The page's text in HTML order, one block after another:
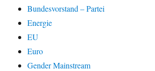
Bundesvorstand – Partei
Energie
EU
Euro
Gender Mainstream